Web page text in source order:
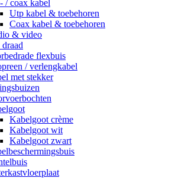
/ coax kabel
Utp kabel & toebehoren
Coax kabel & toebehoren
& video
flexbuis
/ verlengkabel
met stekker
Kabelgoot crème
Kabelgoot wit
Kabelgoot zwart